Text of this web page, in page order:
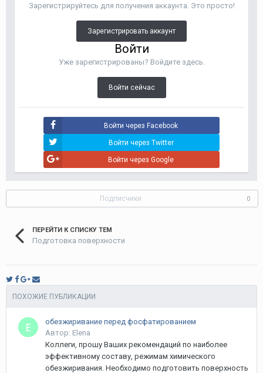
Зарегистрируйтесь для получения аккаунта. Это просто!
Зарегистрировать аккаунт
Войти
Уже зарегистрированы? Войдите здесь.
Войти сейчас
Войти через Facebook
Войти через Twitter
Войти через Google
Подписчики 0
ПЕРЕЙТИ К СПИСКУ ТЕМ
Подготовка поверхности
ПОХОЖИЕ ПУБЛИКАЦИИ
обезжиривание перед фосфатированием
Автор: Elena
Коллеги, прошу Ваших рекомендаций по наиболее
эффективному составу, режимам химического
обезжиривания. Необходимо подготовить поверхность